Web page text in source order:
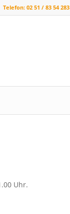
Telefon: 02 51 / 83 54 283
Uhr.